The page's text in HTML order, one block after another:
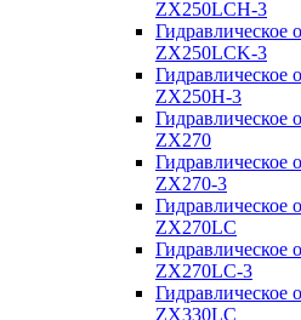
ZX250LCH-3
Гидравлическое
ZX250LCK-3
Гидравлическое
ZX250Н-3
Гидравлическое
ZX270
Гидравлическое
ZX270-3
Гидравлическое
ZX270LC
Гидравлическое
ZX270LC-3
Гидравлическое
ZX330LC